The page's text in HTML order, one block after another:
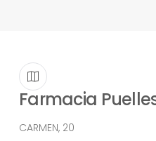
Farmacia
CARMEN, 20